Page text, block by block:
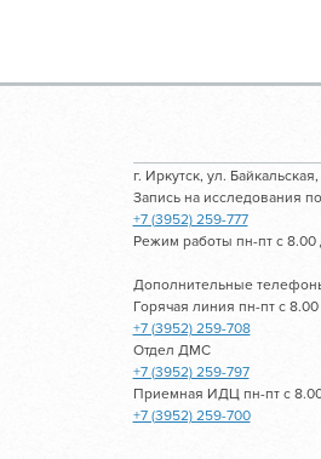
г. Иркутск, ул. Байкальская,
Запись на исследования
+7 (3952) 259-777
Режим работы пн-пт с 8.00
Дополнительные
Горячая линия пн-пт с 8.00
+7 (3952) 259-708
Отдел ДМС
+7 (3952) 259-797
Приемная ИДЦ пн-пт с 8.00
+7 (3952) 259-700